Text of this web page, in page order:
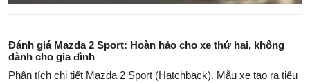
Đánh giá Mazda 2 Sport: Hoàn hảo cho xe thứ hai, không
dành cho gia đình
Phân tích chi tiết Mazda 2 Sport (Hatchback). Mẫu xe tạo ra tiểu